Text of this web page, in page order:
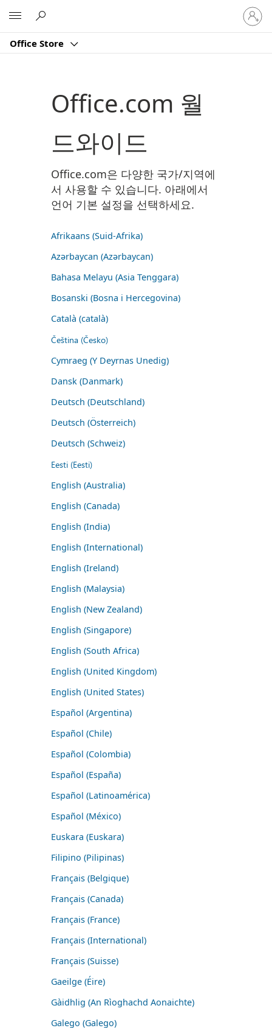
Office Store
귀
하
계
Office.com 월
드와이드
Office.com은 다양한 국가/지역에
서 사용할 수 있습니다. 아래에서
언어 기본 설정을 선택하세요.
Afrikaans (Suid-Afrika)
Azərbaycan (Azərbaycan)
Bahasa Melayu (Asia Tenggara)
Bosanski (Bosna i Hercegovina)
Català (català)
Čeština (Česko)
Cymraeg (Y Deyrnas Unedig)
Dansk (Danmark)
Deutsch (Deutschland)
Deutsch (Österreich)
Deutsch (Schweiz)
Eesti (Eesti)
English (Australia)
English (Canada)
English (India)
English (International)
English (Ireland)
English (Malaysia)
English (New Zealand)
English (Singapore)
English (South Africa)
English (United Kingdom)
English (United States)
Español (Argentina)
Español (Chile)
Español (Colombia)
Español (España)
Español (Latinoamérica)
Español (México)
Euskara (Euskara)
Filipino (Pilipinas)
Français (Belgique)
Français (Canada)
Français (France)
Français (International)
Français (Suisse)
Gaeilge (Éire)
Gàidhlig (An Rìoghachd Aonaichte)
Galego (Galego)